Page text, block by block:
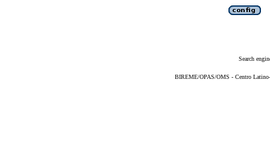
Search
BIREME/OPAS/OMS - Centro Latino-